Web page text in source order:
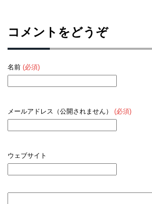
コメントをどうぞ
名前 (必須)
メールアドレス（公開されません） (必須)
ウェブサイト